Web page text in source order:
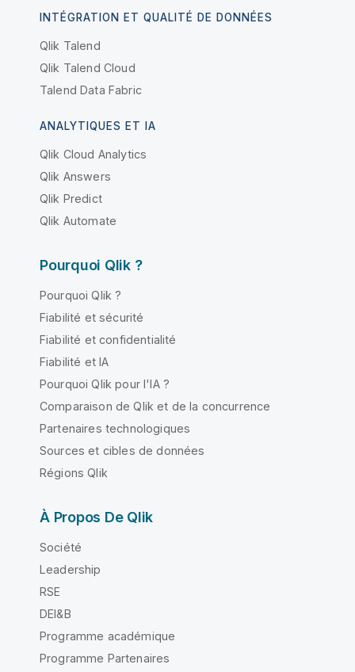
INTÉGRATION ET QUALITÉ DE DONNÉES
Qlik Talend
Qlik Talend Cloud
Talend Data Fabric
ANALYTIQUES ET IA
Qlik Cloud Analytics
Qlik Answers
Qlik Predict
Qlik Automate
Pourquoi Qlik ?
Pourquoi Qlik ?
Fiabilité et sécurité
Fiabilité et confidentialité
Fiabilité et IA
Pourquoi Qlik pour l'IA ?
Comparaison de Qlik et de la concurrence
Partenaires technologiques
Sources et cibles de données
Régions Qlik
À Propos De Qlik
Société
Leadership
RSE
DEI&B
Programme académique
Programme Partenaires